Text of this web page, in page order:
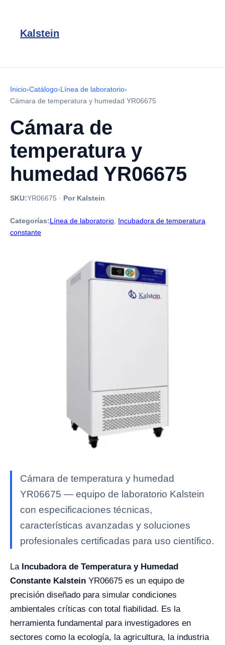
Kalstein
Inicio›Catálogo›Línea de laboratorio›
Cámara de temperatura y humedad YR06675
Cámara de
temperatura y
humedad YR06675
SKU:YR06675 · Por Kalstein
Categorías:Línea de laboratorio Incubadora de temperatura
constante
Cámara de temperatura y humedad
YR06675 — equipo de laboratorio Kalstein
con especificaciones técnicas,
características avanzadas y soluciones
profesionales certificadas para uso científico.
La Incubadora de Temperatura y Humedad
Constante Kalstein YR06675 es un equipo de
precisión diseñado para simular condiciones
ambientales críticas con total fiabilidad. Es la
herramienta fundamental para investigadores en
sectores como la ecología, la agricultura, la industria